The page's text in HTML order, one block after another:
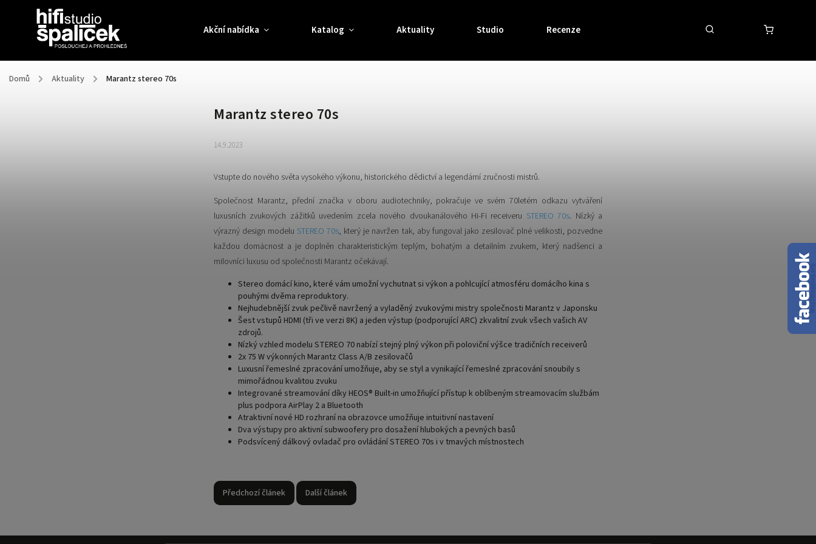
Akční nabídka Katalog Aktuality Studio Recenze Kontakty
Domů / Aktuality / Marantz stereo 70s
Marantz stereo 70s
14.9.2023
Vstupte do nového světa vysokého výkonu, historického dědictví a legendární zručnosti mistrů.
Společnost Marantz, přední značka v oboru audiotechniky, pokračuje ve svém 70letém odkazu vytváření
luxusních zvukových zážitků uvedením zcela nového dvoukanálového Hi-Fi receiveru STEREO 70s. Nízký a
výrazný design modelu STEREO 70s, který je navržen tak, aby fungoval jako zesilovač plné velikosti, pozvedne
každou domácnost a je doplněn charakteristickým teplým, bohatým a detailním zvukem, který nadšenci a
milovníci luxusu od společnosti Marantz očekávají.
Stereo domácí kino, které vám umožní vychutnat si výkon a pohlcující atmosféru domácího kina s
pouhými dvěma reproduktory.
Nejhudebnější zvuk pečlivě navržený a vyladěný zvukovými mistry společnosti Marantz v Japonsku
Šest vstupů HDMI (tři ve verzi 8K) a jeden výstup (podporující ARC) zkvalitní zvuk všech vašich AV
zdrojů.
Nízký vzhled modelu STEREO 70 nabízí stejný plný výkon při poloviční výšce tradičních receiverů
2x 75 Wvýkonných Marantz Class A/B zesilovačů
Luxusní řemeslné zpracování umožňuje, aby se styl a vynikající řemeslné zpracování snoubily s
mimořádnou kvalitou zvuku
Integrované streamování díky HEOS® Built-in umožňující přístup k oblíbeným streamovacím službám
plus podpora AirPlay 2 a Bluetooth
Atraktivní nové HD rozhraní na obrazovce umožňuje intuitivní nastavení
Dva výstupy pro aktivní subwoofery pro dosažení hlubokých a pevných basů
Podsvícený dálkový ovladač pro ovládání STEREO 70s i v tmavých místnostech
Předchozí článek Další článek